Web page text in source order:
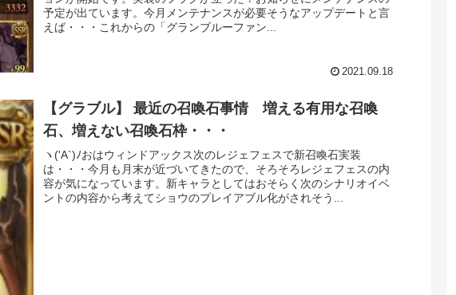
予定が出ています。今月メンテナンスが必要そうなアップデートと言
えば・・・これからの「グランブルーファン...
2021.09.18
【グラブル】 最近の召喚石事情 増える有用な召喚
石、増えない召喚石枠・・・
ヽ('A`)ﾉおはウィンドアックス次のレジェフェスで新召喚石実装
は・・・今月も月末が近づいてきたので、そろそろレジェフェスの内
容が気になっています。新キャラとしてはおそらく次のシナリオイベ
ントの内容から考えてショウのプレイアブル化がされそう...